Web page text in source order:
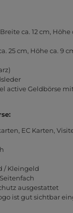
ca. 12 cm, Höhe
25 cm, Höhe ca. 9
active Geldbörse
EC Karten,
/ Kleingeld
ausgestattet
ist gut sichtbar